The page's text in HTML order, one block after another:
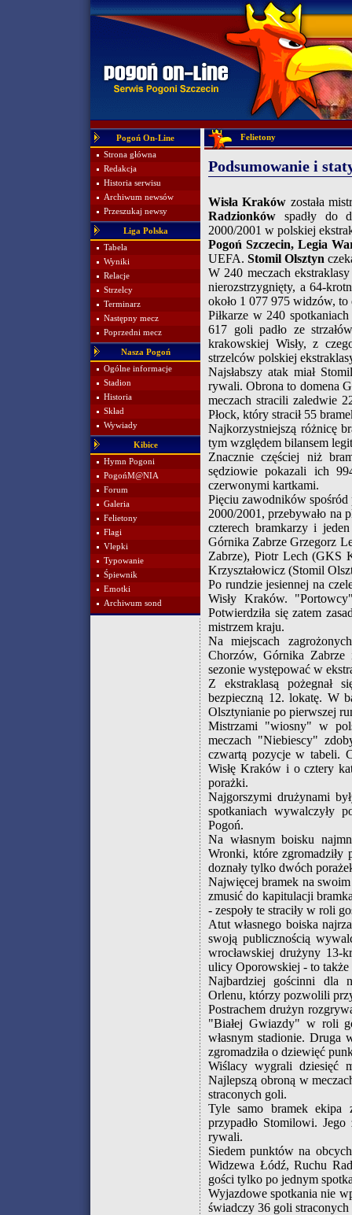
Pogoń On-Line
Strona główna
Redakcja
Historia serwisu
Archiwum newsów
Przeszukaj newsy
Liga Polska
Tabela
Wyniki
Relacje
Strzelcy
Terminarz
Następny mecz
Poprzedni mecz
Nasza Pogoń
Ogólne informacje
Stadion
Historia
Skład
Wywiady
Kibice
Hymn Pogoni
PogońM@NIA
Forum
Galeria
Felietony
Flagi
Vlepki
Typowanie
Śpiewnik
Emotki
Archiwum sond
Felietony
Podsumowanie i
Wisła Kraków została
Radzionków spadły do
2000/2001 w polskiej
Pogoń Szczecin, Legia
UEFA. Stomil Olsztyn
W 240 meczach
nierozstrzygnięty, a 64-
około 1 077 975 widzów, to
Piłkarze w 240
617 goli padło ze
krakowskiej Wisły, z
strzelców polskiej
Najsłabszy atak miał
rywali. Obrona to domena
meczach stracili zaledwie
Płock, który stracił 55
Najkorzystniejszą różnicę
tym względem bilansem
Znacznie częściej niż
sędziowie pokazali ich
czerwonymi kartkami.
Pięciu zawodników
2000/2001, przebywało na
czterech bramkarzy i
Górnika Zabrze Grzegorz
Zabrze), Piotr Lech (GKS
Krzyształowicz (Stomil
Po rundzie jesiennej na
Wisły Kraków.
Potwierdziła się zatem
mistrzem kraju.
Na miejscach
Chorzów, Górnika
sezonie występować w
Z ekstraklasą pożegnał
bezpieczną 12. lokatę. W
Olsztynianie po pierwszej
Mistrzami "wiosny" w
meczach "Niebiescy"
czwartą pozycje w tabeli.
Wisłę Kraków i o cztery
porażki.
Najgorszymi drużynami
spotkaniach wywalczyły
Pogoń.
Na własnym boisku
Wronki, które zgromadziły
doznały tylko dwóch
Najwięcej bramek na
zmusić do kapitulacji
- zespoły te straciły w roli
Atut własnego boiska
swoją publicznością
wrocławskiej drużyny 13-
ulicy Oporowskiej - to
Najbardziej gościnni dla
Orlenu, którzy pozwolili
Postrachem drużyn
"Białej Gwiazdy" w roli
własnym stadionie. Druga
zgromadziła o dziewięć
Wiślacy wygrali dziesięć
Najlepszą obroną w
straconych goli.
Tyle samo bramek ekipa
przypadło Stomilowi.
rywali.
Siedem punktów na
Widzewa Łódź, Ruchu
gości tylko po jednym
Wyjazdowe spotkania nie
świadczy 36 goli